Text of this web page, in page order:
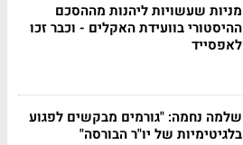
מניות שעשויות ליהנות מההסכם
ההיסטורי בוועידת האקלים - וכבר זכו
לאפסייד
שלמה נחמה: "גורמים מבקשים לפגוע
בלגיטימיות של יו"ר הבורסה"